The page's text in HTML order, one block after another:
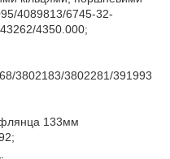
4089813/6745-32-
4350.000;
3802183/3802281/391993
флянца 133мм